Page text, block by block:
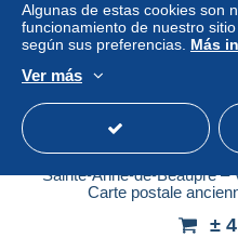
Sainte-Anne-de-Beaupré –
Carte postale
±
Algunas de estas cookies son
funcionamiento de nuestro
según sus preferencias. Más
Ver más